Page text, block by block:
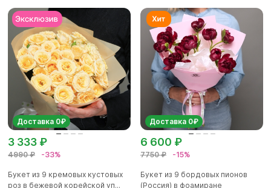
Доставка 0₽
4990 ₽ -33%
3 333 ₽
Букет из 9 кремовых кустовых
роз в бежевой корейской уп...
Доставка 0₽
7750 ₽ -15%
6 600 ₽
Букет из 9 бордовых пионов
(Россия) в фоамиране